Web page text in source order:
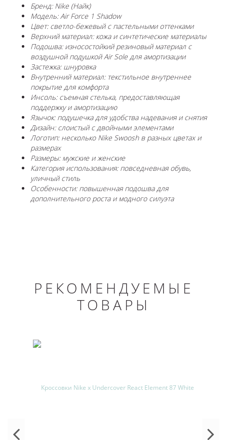
Бренд: Nike (Найк)
Модель: Air Force 1 Shadow
Цвет: светло-бежевый с пастельными оттенками
Верхний материал: кожа и синтетические материалы
Подошва: износостойкий резиновый материал с
воздушной подушкой Air Sole для амортизации
Застежка: шнуровка
Внутренний материал: текстильное внутреннее
покрытие для комфорта
Инсоль: съемная стелька, предоставляющая
поддержку и амортизацию
Язычок: подушечка для удобства надевания и снятия
Дизайн: слоистый с двойными элементами
Логотип: несколько Nike Swoosh в разных цветах и
размерах
Размеры: мужские и женские
Категория использования: повседневная обувь,
уличный стиль
Особенности: повышенная подошва для
дополнительного роста и модного силуэта
РЕКОМЕНДУЕМЫЕ
ТОВАРЫ